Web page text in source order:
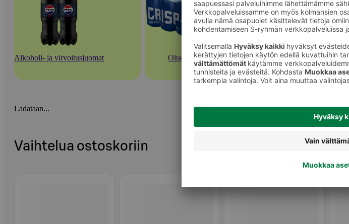
Alkoholi- ja virvoitusjuomat Oluet Vaalea lager olut
Ladataan...
Vaihtelua ostoskoriin